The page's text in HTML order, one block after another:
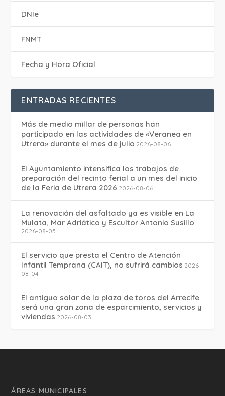
DNIe
FNMT
Fecha y Hora Oficial
ENTRADAS RECIENTES
Más de medio millar de personas han
participado en las actividades de «Veranea en
Utrera» durante el mes de julio 2026-08-06
El Ayuntamiento intensifica los trabajos de
preparación del recinto ferial a un mes del inicio
de la Feria de Utrera 2026 2026-08-06
La renovación del asfaltado ya es visible en La
Mulata, Mar Adriático y Escultor Antonio Susillo
2026-08-05
El servicio que presta el Centro de Atención
Infantil Temprana (CAIT), no sufrirá cambios 2026-
08-04
El antiguo solar de la plaza de toros del Arrecife
será una gran zona de esparcimiento, servicios y
viviendas 2026-08-03
ÁREAS MUNICIPALES